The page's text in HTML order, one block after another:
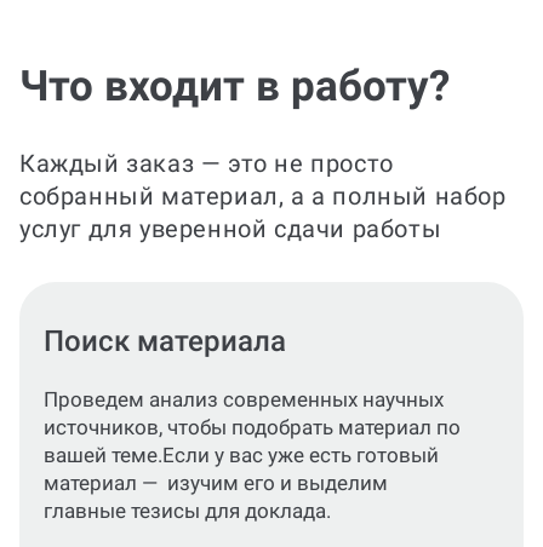
Что входит в работу?
Каждый заказ — это не просто
собранный материал, а а полный набор
услуг для уверенной сдачи работы
Основная часть
Сформируем подробный,
структурированный текст, раскрывающий
тему.